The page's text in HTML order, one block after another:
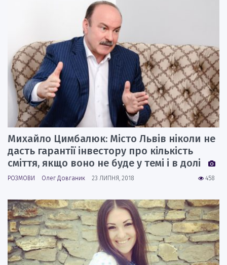
Михайло Цимбалюк: Місто Львів ніколи не
дасть гарантії інвестору про кількість
сміття, якщо воно не буде у темі і в долі
458
РОЗМОВИ Олег Довганик 23 ЛИПНЯ, 2018